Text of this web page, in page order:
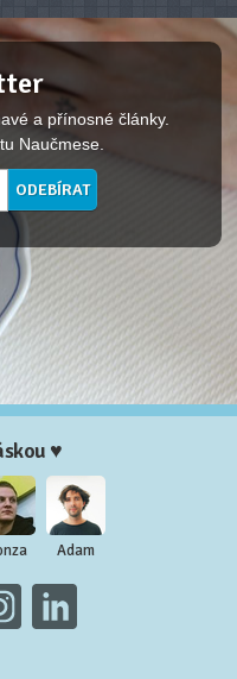
a přínosné články.
Naučmese.
♥
Adam